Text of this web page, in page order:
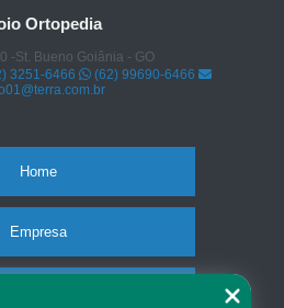
Ortopedia
-St. Bueno Goiânia - GO
3251-6466
(62) 99690-6466
Home
Empresa